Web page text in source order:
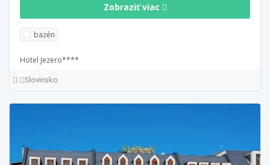
Zobraziť viac
bazén
Hotel Jezero****
Slovinsko